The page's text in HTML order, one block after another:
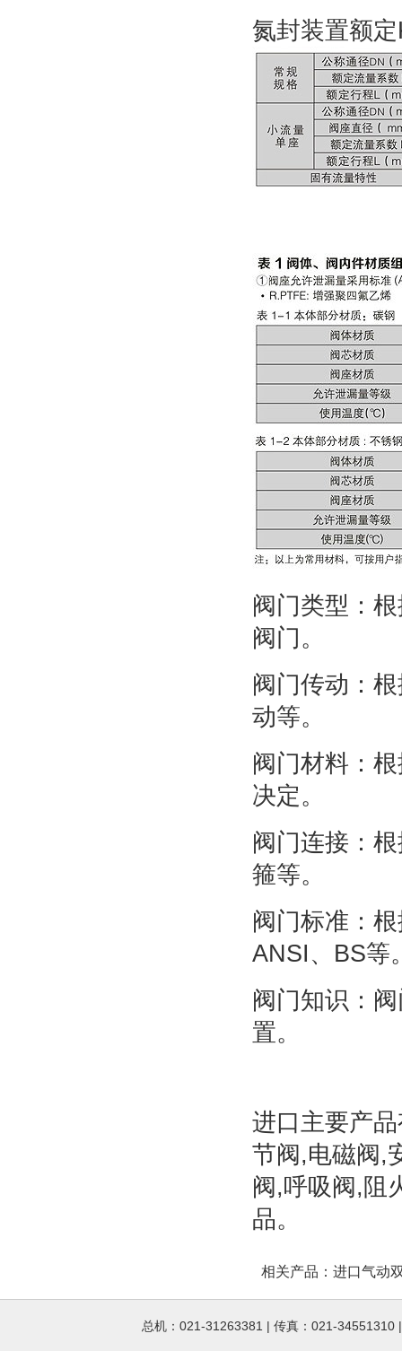
氮封装置额
阀门类型：
阀门。
阀门传动：
动等。
阀门材料：
决定。
阀门连接：
箍等。
阀门标准：
ANSI、BS等
阀门知识：
置。
进口主要产
节阀,电磁阀,
阀,呼吸阀,阻
品。
相关产品： 进口气动
总机：021-31263381 | 传真：021-